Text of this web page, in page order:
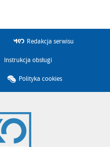
Redakcja serwisu
Instrukcja obsługi
Polityka cookies